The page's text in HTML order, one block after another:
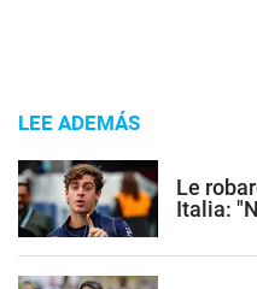
LEE ADEMÁS
Le
Italia: